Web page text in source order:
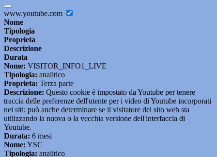
www.youtube.com
Nome
Tipologia
Proprieta
Descrizione
Durata
Nome: VISITOR_INFO1_LIVE
Tipologia: analitico
Proprieta: Terza parte
Descrizione: Questo cookie è impostato da Youtube per tenere
traccia delle preferenze dell'utente per i video di Youtube incorporati
nei siti; può anche determinare se il visitatore del sito web sta
utilizzando la nuova o la vecchia versione dell'interfaccia di
Youtube.
Durata: 6 mesi
Nome: YSC
Tipologia: analitico